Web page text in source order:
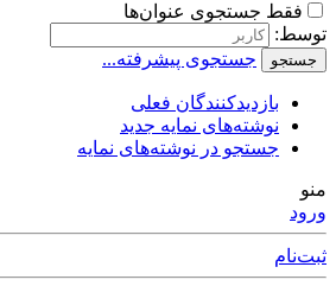
فقط جستجوی عنوان‌ها
توسط:
جستجو جستجوی پیشرفته...
بازدیدکنندگان فعلی
نوشته‌های نمایه جدید
جستجو در نوشته‌های نمایه
منو
ورود
ثبت‌نام